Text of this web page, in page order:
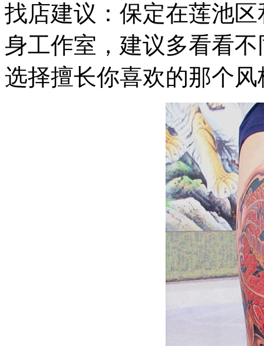
找店建议：保定在莲池
身工作室，建议多看看
选择擅长你喜欢的那个